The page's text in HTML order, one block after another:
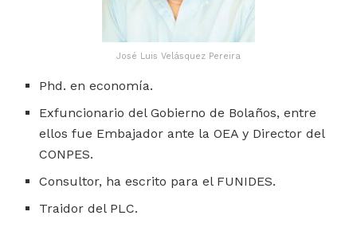
José Luis Velásquez Pereira
Phd. en economía.
Exfuncionario del Gobierno de Bolaños, entre
ellos fue Embajador ante la OEA y Director del
CONPES.
Consultor, ha escrito para el FUNIDES.
Traidor del PLC.